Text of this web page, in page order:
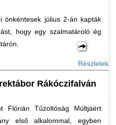
önkéntesek július 2-án kapták
hogy egy szalmatároló ég
Részletek
Rákóczifalván
Flórián Tűzoltóság Múltjáért
első alkalommal, egyben